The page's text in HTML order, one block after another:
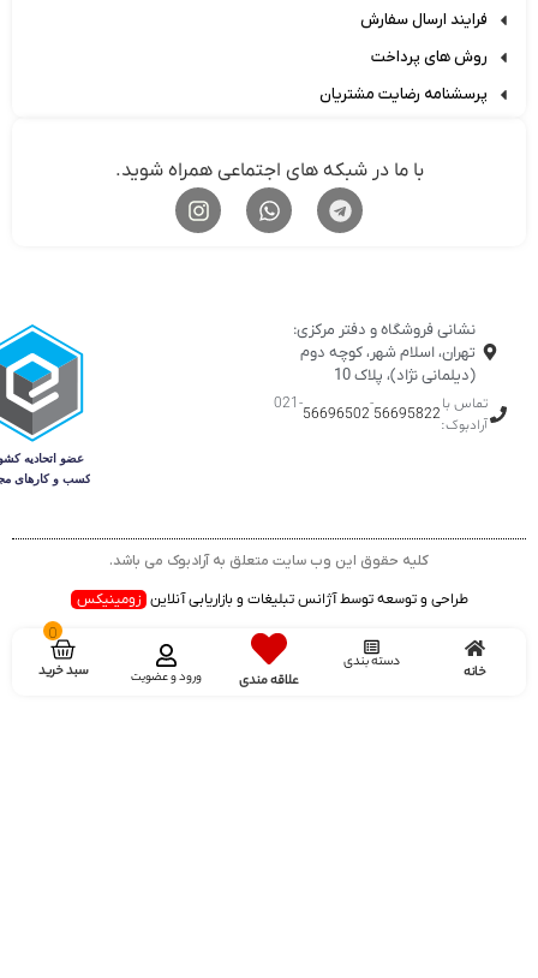
فرایند ارسال سفارش
روش های پرداخت
پرسشنامه رضایت مشتریان
با ما در شبکه های اجتماعی همراه شوید.
نشانی فروشگاه و دفتر مرکزی:
تهران، اسلام شهر، کوچه دوم
(دیلمانی نژاد)، پلاک 10
تماس با
آرادبوک:
56695822
-
56696502
-021
کلیه حقوق این وب سایت متعلق به آرادبوک می باشد.
طراحی و توسعه توسط آژانس تبلیغات و بازاریابی آنلاین زومینیکس
دسته بندی
علاقه مندی
ورود و عضویت سبد خرید